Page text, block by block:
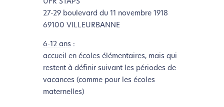
UFR STAPS
27-29 boulevard du 11 novembre 1918
69100 VILLEURBANNE
6-12 ans:
accueil en écoles élémentaires, mais qui
restent à définir suivant les périodes de
vacances (comme pour les écoles
maternelles)